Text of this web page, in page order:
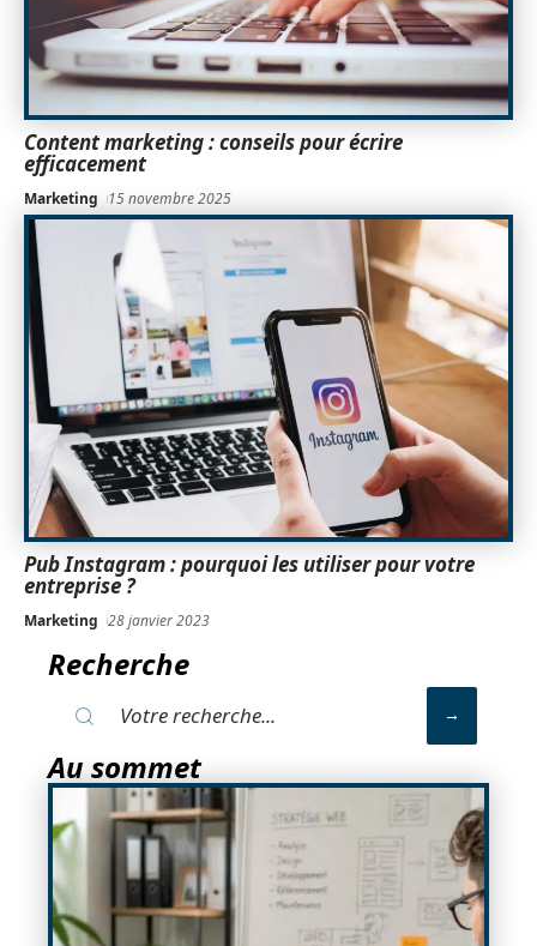
Content marketing : conseils pour écrire
efficacement
Marketing 15 novembre 2025
Pub Instagram : pourquoi les utiliser pour votre
entreprise ?
Marketing 28 janvier 2023
Recherche
Au sommet